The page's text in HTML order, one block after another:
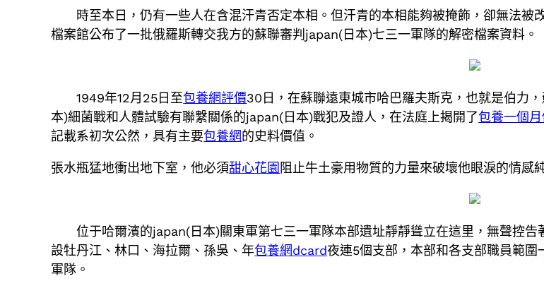
時至本日，仍有一些人在含混汗青否定本相。但汗青的本相能夠被掩飾，卻無法
檔案館公布了一批俄羅斯轉交我方的蘇聯審判japan(日本)七三一軍隊的解密檔案資料。
1949年12月25日至包養網評價30日，在蘇聯遠東城市哈巴羅夫斯克，也就是伯力
本)細菌戰和人體試驗有聯繫關係的japan(日本)戰犯及證人，在法庭上揭開了包養一個
記載系初次公然，具有主要包養網的史料價值。
張水瓶猛地衝出地下室，他必須甜心花園 阻止牛土豪用物質的力量來破壞他眼淚的情感
位于哈爾濱的japan(日本)關東軍第七三一軍隊本部遺址靜靜聳立在這里，無聲控
設牡丹江、林口、海拉爾、孫吳、年包養網dcard夜連5個支部，本部和各支部職員範
軍隊。